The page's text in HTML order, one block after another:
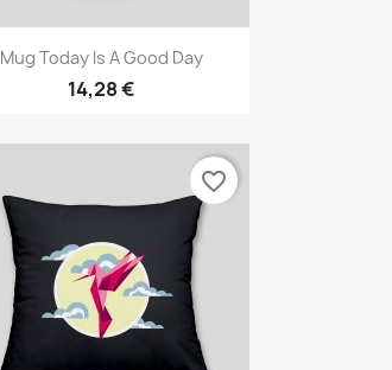
Aperçu rapide
Mug Today Is A Good Day
14,28 €
favorite_border